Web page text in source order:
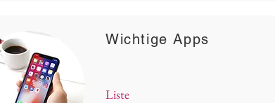
Wichtige Apps
Liste